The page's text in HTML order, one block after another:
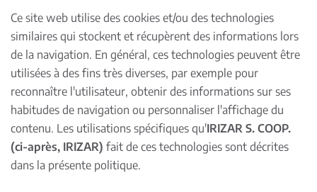
Ce site web utilise des cookies et/ou des technologies
similaires qui stockent et récupèrent des informations lors
de la navigation. En général, ces technologies peuvent être
utilisées à des fins très diverses, par exemple pour
reconnaître l'utilisateur, obtenir des informations sur ses
habitudes de navigation ou personnaliser l'affichage du
contenu. Les utilisations spécifiques qu'IRIZAR S. COOP.
(ci-après, IRIZAR) fait de ces technologies sont décrites
dans la présente politique.